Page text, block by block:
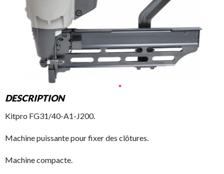
DESCRIPTION
Kitpro FG31/40-A1-J200.
Machine puissante pour fixer des clôtures.
Machine compacte.